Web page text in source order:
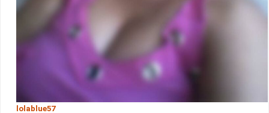
lolablue57